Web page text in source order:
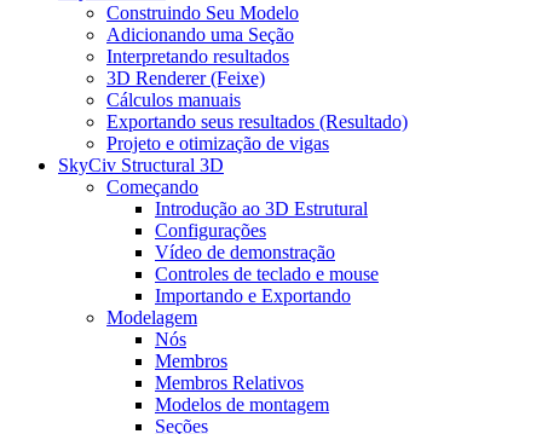
Construindo Seu Modelo
Adicionando uma Seção
Interpretando resultados
3D Renderer (Feixe)
Cálculos manuais
Exportando seus resultados (Resultado)
Projeto e otimização de vigas
SkyCiv Structural 3D
Começando
Introdução ao 3D Estrutural
Configurações
Vídeo de demonstração
Controles de teclado e mouse
Importando e Exportando
Modelagem
Nós
Membros
Membros Relativos
Modelos de montagem
Seções